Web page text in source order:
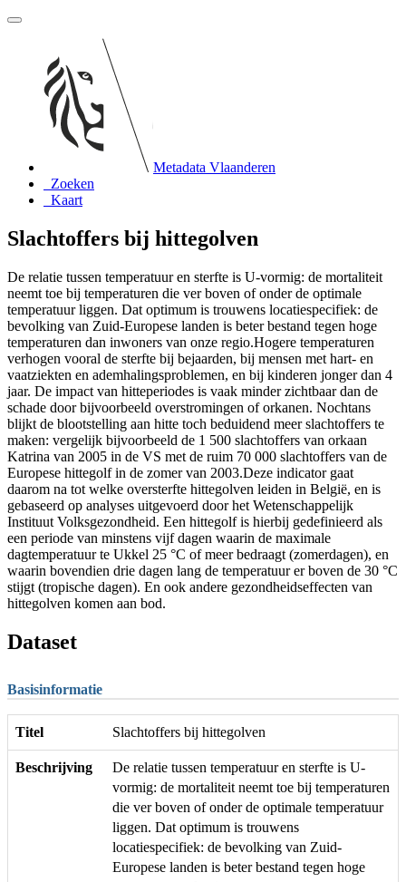
Metadata Vlaanderen
Zoeken
Kaart
Slachtoffers bij hittegolven
De relatie tussen temperatuur en sterfte is U-vormig: de mortaliteit
neemt toe bij temperaturen die ver boven of onder de optimale
temperatuur liggen. Dat optimum is trouwens locatiespecifiek: de
bevolking van Zuid-Europese landen is beter bestand tegen hoge
temperaturen dan inwoners van onze regio.Hogere temperaturen
verhogen vooral de sterfte bij bejaarden, bij mensen met hart- en
vaatziekten en ademhalingsproblemen, en bij kinderen jonger dan 4
jaar. De impact van hitteperiodes is vaak minder zichtbaar dan de
schade door bijvoorbeeld overstromingen of orkanen. Nochtans
blijkt de blootstelling aan hitte toch beduidend meer slachtoffers te
maken: vergelijk bijvoorbeeld de 1 500 slachtoffers van orkaan
Katrina van 2005 in de VS met de ruim 70 000 slachtoffers van de
Europese hittegolf in de zomer van 2003.Deze indicator gaat
daarom na tot welke oversterfte hittegolven leiden in België, en is
gebaseerd op analyses uitgevoerd door het Wetenschappelijk
Instituut Volksgezondheid. Een hittegolf is hierbij gedefinieerd als
een periode van minstens vijf dagen waarin de maximale
dagtemperatuur te Ukkel 25 °C of meer bedraagt (zomerdagen), en
waarin bovendien drie dagen lang de temperatuur er boven de 30 °C
stijgt (tropische dagen). En ook andere gezondheidseffecten van
hittegolven komen aan bod.
Dataset
Basisinformatie
Titel Slachtoffers bij hittegolven
Beschrijving
De relatie tussen temperatuur en sterfte is U-
vormig: de mortaliteit neemt toe bij temperaturen
die ver boven of onder de optimale temperatuur
liggen. Dat optimum is trouwens
locatiespecifiek: de bevolking van Zuid-
Europese landen is beter bestand tegen hoge